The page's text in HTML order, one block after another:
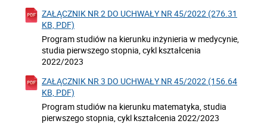
ZAŁĄCZNIK NR 2 DO UCHWAŁY NR 45/2022 (276.31
KB, PDF)
Program studiów na kierunku inżynieria w medycynie,
studia pierwszego stopnia, cykl kształcenia
2022/2023
ZAŁĄCZNIK NR 3 DO UCHWAŁY NR 45/2022 (156.64
KB, PDF)
Program studiów na kierunku matematyka, studia
pierwszego stopnia, cykl kształcenia 2022/2023